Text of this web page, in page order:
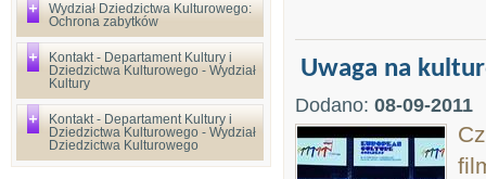
Wydział Dziedzictwa Kulturowego:
Ochrona zabytków
Kontakt - Departament Kultury i
Dziedzictwa Kulturowego - Wydział
Kultury
Kontakt - Departament Kultury i
Dziedzictwa Kulturowego - Wydział
Dziedzictwa Kulturowego
Uwaga na
Dodano: 08-09-2011